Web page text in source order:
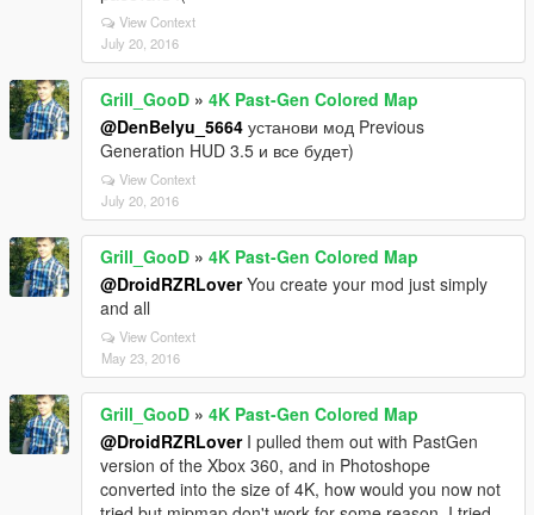
View Context
July 20, 2016
Grill_GooD » 4K Past-Gen Colored Map
@DenBelyu_5664 установи мод Previous
Generation HUD 3.5 и все будет)
View Context
July 20, 2016
Grill_GooD » 4K Past-Gen Colored Map
@DroidRZRLoverYou create your mod just simply
and all
View Context
May 23, 2016
Grill_GooD » 4K Past-Gen Colored Map
@DroidRZRLoverI pulled them out with PastGen
version of the Xbox 360, and in Photoshope
converted into the size of 4K, how would you now not